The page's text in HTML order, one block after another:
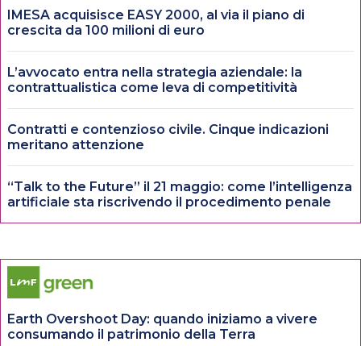
IMESA acquisisce EASY 2000, al via il piano di
crescita da 100 milioni di euro
L’avvocato entra nella strategia aziendale: la
contrattualistica come leva di competitività
Contratti e contenzioso civile. Cinque indicazioni
meritano attenzione
“Talk to the Future” il 21 maggio: come l’intelligenza
artificiale sta riscrivendo il procedimento penale
Earth Overshoot Day: quando iniziamo a vivere
consumando il patrimonio della Terra